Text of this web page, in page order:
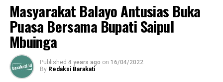
Masyarakat Balayo Antusias Buka
Puasa Bersama Bupati Saipul
Mbuinga
Published 4 years ago on 16/04/2022
By Redaksi Barakati